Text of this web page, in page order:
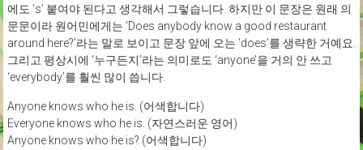
에도 ‘s’ 붙여야 된다고 생각해서 그렇습니다. 하지만 이 문장은 원래 의
문문이라 원어민에게는 ‘Does anybody know a good restaurant
around here?’라는 말로 보이고 문장 앞에 오는 ‘does’를 생략한 거예요.
그리고 평상시에 ‘누구든지’라는 의미로도 ‘anyone’을 거의 안 쓰고
‘everybody’를 훨씬 많이 씁니다.
Anyone knows who he is. (어색합니다)
Everyone knows who he is. (자연스러운 영어)
Anyone knows who he is? (어색합니다)